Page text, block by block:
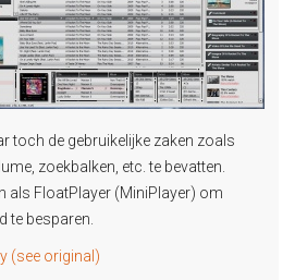
toch de gebruikelijke zaken zoals
zoekbalken, etc. te bevatten.
als FloatPlayer (MiniPlayer) om
te besparen.
(see original)